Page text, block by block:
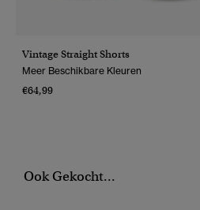
Vintage Straight Shorts
Meer Beschikbare Kleuren
€64,99
Ook Gekocht...